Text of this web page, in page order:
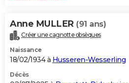
Anne MULLER (91 ans)
Créer une cagnotte obsèques
Naissance
18/02/1934 à Husseren-Wesserling
Décès